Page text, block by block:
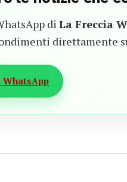
diLa Freccia
direttamente
WhatsApp